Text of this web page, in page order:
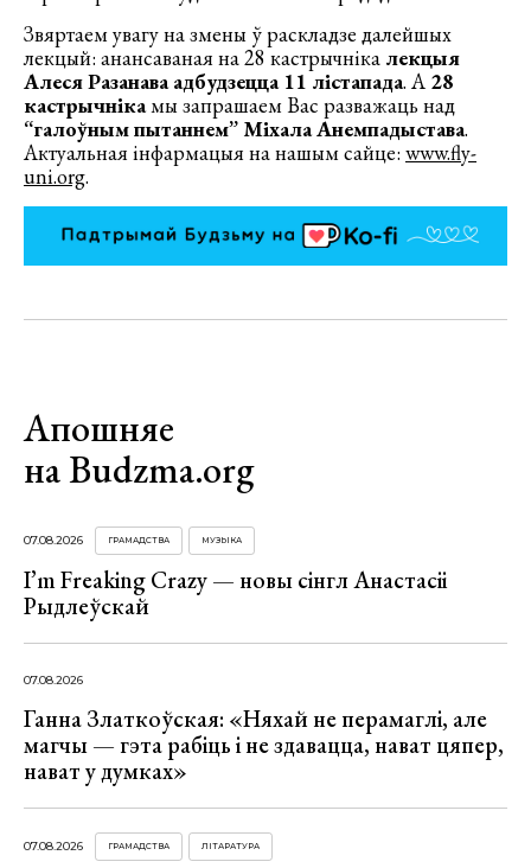
Звяртаем увагу на змены ў раскладзе далейшых
лекцый: анансаваная на 28 кастрычніка лекцыя
Алеся Разанава адбудзецца 11 лістапада. А 28
кастрычнікамы запрашаем Вас разважаць над
“галоўным пытаннем” Міхала Анемпадыстава.
Актуальная інфармацыя на нашым сайце: www.fly-
uni.org.
Апошняе
на Budzma.org
07.08.2026 ГРАМАДСТВА МУЗЫКА
I’m Freaking Crazy — новы сінгл Анастасіі
Рыдлеўскай
07.08.2026
Ганна Златкоўская: «Няхай не перамаглі, але
магчы — гэта рабіць і не здавацца, нават цяпер,
нават у думках»
07.08.2026 ГРАМАДСТВА ЛІТАРАТУРА